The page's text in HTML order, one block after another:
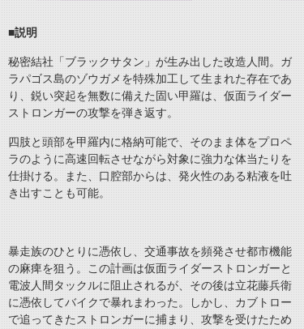
■説明
秘密結社「ブラックサタン」が生み出した改造人間。ガ
ラパゴス島のゾウガメを特殊加工して生まれた存在であ
り、鋭い突起を無数に備えた固い甲羅は、仮面ライダー
ストロンガーの攻撃を弾き返す。
四肢と頭部を甲羅内に格納可能で、そのまま体をプロペ
ラのように高速回転させながら対象に強力な体当たりを
仕掛ける。また、口腔部からは、発火性のある粘液を吐
き出すことも可能。
暴走族のひとりに憑依し、交通事故を頻発させ都市機能
の麻痺を狙う。この計画は仮面ライダーストロンガーと
電波人間タックルに阻止されるが、その後は立花藤兵衛
に憑依してバイクで暴れまわった。しかし、カブトロー
で追ってきたストロンガーに捕まり、攻撃を受けたため